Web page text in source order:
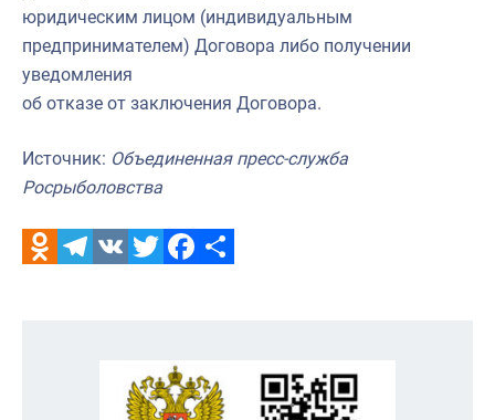
юридическим лицом (индивидуальным
предпринимателем) Договора либо получении
уведомления
об отказе от заключения Договора.
Источник: Объединенная пресс-служба
Росрыболовства